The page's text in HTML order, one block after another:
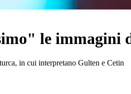
le immagini
in cui interpretano Gulten e Cetin